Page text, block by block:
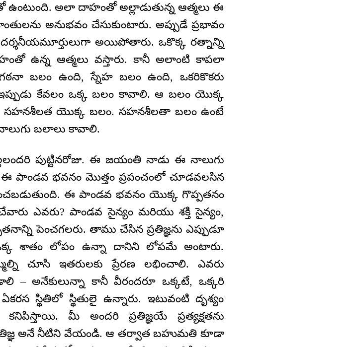
ఉంటుంది. అలా దాహంతో అల్లాడుతున్న ఆత్మలు ఈ
అనుభవం చేసుకుంటారు. అప్పుడే ప్రభావం
దర్శనీయమూర్తులుగా అయిపోతారు. ఒకొక్క రత్నాన్ని
ఉన్న ఆత్మలు వస్తారు. కానీ అలాంటి కాపలా
బలం ఉంది, స్నేహ బలం ఉంది, ఒకరికొకరు
కేవలం ఒక్క బలం కావాలి. ఆ బలం యొక్క
సహనశీలత యొక్క బలం. సహనశీలతా బలం ఉంటే
బలాలు కావాలి.
పుట్టినరోజు. ఈ జయంతి నాడు ఈ నాలుగు
పాండవ భవనం మొత్తం ప్రపంచంలో చూడవలసిన
ఈ పాండవ భవనం యొక్క గొప్పతనం
ఎవరు? పాండవ సైన్యం మరియు శక్తి సైన్యం,
పెంచగలరు. తాము చేసిన ప్రతిజ్ఞను ఎప్పుడూ
ఒక్క శాతం లోపం ఉన్నా దానిని లోపమే అంటారు.
చూసి ఇతరులకు ప్రేరణ లభించాలి. ఎవరు
అనేకులున్నా కానీ వీరందరూ ఒక్కటే, ఒక్కరి
స్థితిలో స్థితులై ఉన్నారు. ఇటువంటి దృశ్యం
కనిపిస్తాయి. మీ అందరి ప్రతిజ్ఞయే ప్రత్యక్షతను
ప్రతిజ్ఞ అనే నీటిని వేయండి. ఆ తర్వాత బహుమతి కూడా